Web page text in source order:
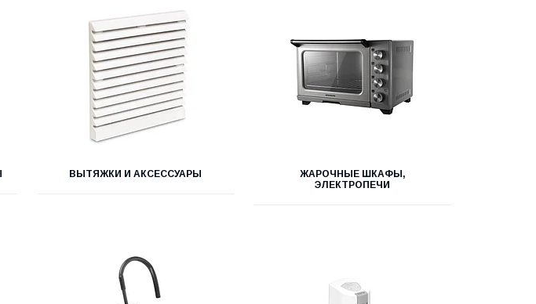
ВЫТЯЖКИ И АКСЕССУАРЫ
ЖАРОЧНЫЕ ШКАФЫ,
ЭЛЕКТРОПЕЧИ